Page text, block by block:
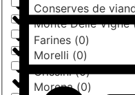
Conserves de
Farines (0)
Grissini(0)
Monte Delle Vigne
Morelli (0)
Morena(0)